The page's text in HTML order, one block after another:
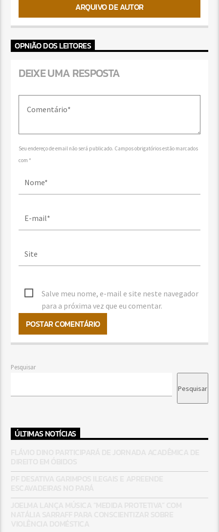
ARQUIVO DE AUTOR
OPNIÃO DOS LEITORES
DEIXE UMA RESPOSTA
Seu endereço de email não será publicado. Campos obrigatórios estão marcados
com *
Salve meu nome, e-mail e site neste navegador
para a próxima vez que eu comentar.
Pesquisar
Pesquisar
ÚLTIMAS NOTÍCIAS